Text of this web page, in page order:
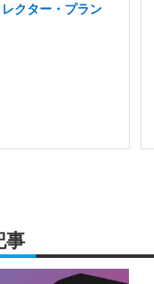
クター・プラン
事